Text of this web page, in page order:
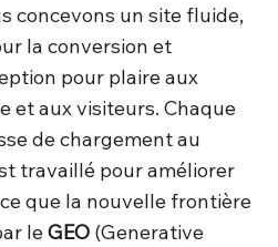
concevons un site fluide,
la conversion et
pour plaire aux
et aux visiteurs. Chaque
de chargement au
travaillé pour améliorer
que la nouvelle frontière
leGEO (Generative